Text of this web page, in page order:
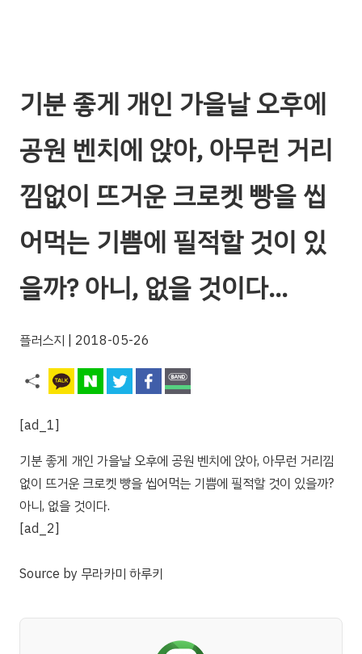
기분 좋게 개인 가을날 오후에
공원 벤치에 앉아, 아무런 거리
낌없이 뜨거운 크로켓 빵을 씹
어먹는 기쁨에 필적할 것이 있
을까? 아니, 없을 것이다…
플러스지 | 2018-05-26
[ad_1]
기분 좋게 개인 가을날 오후에 공원 벤치에 앉아, 아무런 거리낌
없이 뜨거운 크로켓 빵을 씹어먹는 기쁨에 필적할 것이 있을까?
아니, 없을 것이다.
[ad_2]
Source by 무라카미 하루키